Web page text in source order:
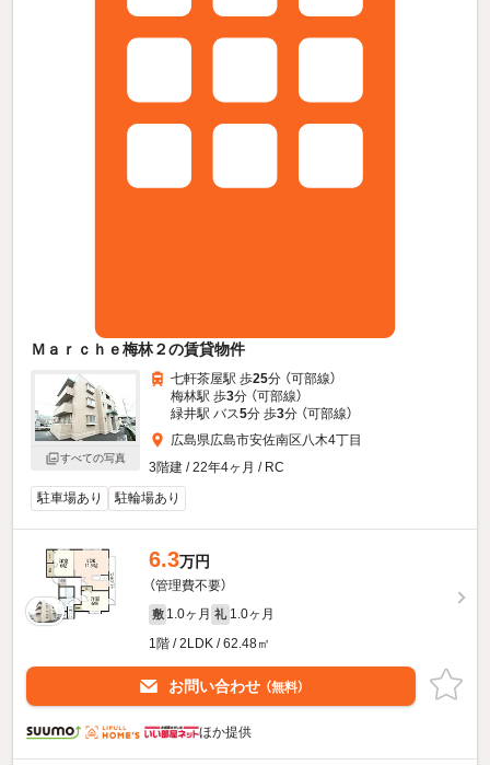
Ｍａｒｃｈｅ梅林２の賃貸物件
すべての写真
七軒茶屋駅 歩25分 （可部線）
梅林駅 歩3分 （可部線）
緑井駅 バス5分 歩3分 （可部線）
広島県広島市安佐南区八木4丁目
3階建 / 22年4ヶ月 / RC
駐車場あり
駐輪場あり
6.3万円
（管理費不要）
敷 1.0ヶ月 礼 1.0ヶ月
1階 / 2LDK / 62.48㎡
お問い合わせ （無料）
ほか提供